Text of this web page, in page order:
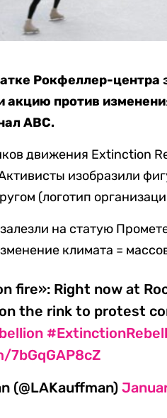
Рокфеллер-центра
акцию против
ABC.
движения Extinction
изобразили
(логотип
на cтaтую
климата =
fire»: Right now at
the rink to protest
(@LAKauffman)